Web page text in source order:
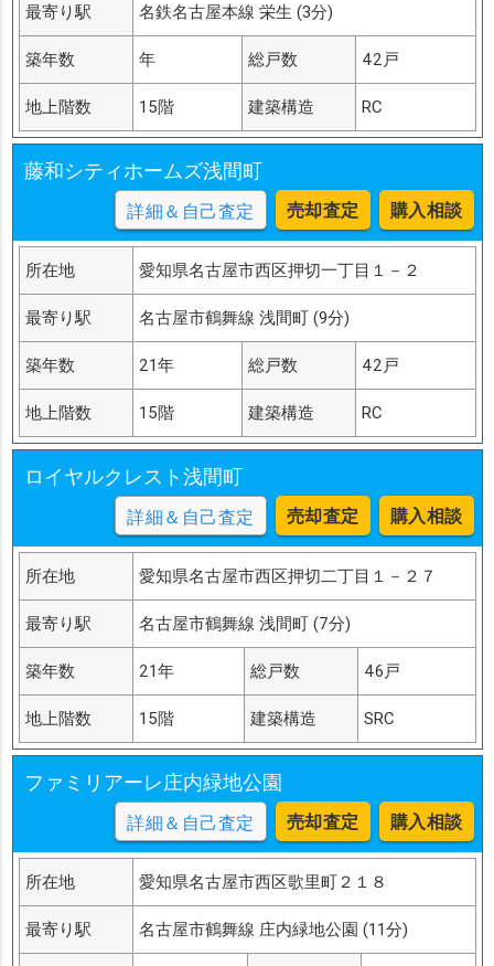
最寄り駅 名鉄名古屋本線 栄生 (3分)
築年数 年 総戸数 42戸
地上階数 15階 建築構造 RC
藤和シティホームズ浅間町
詳細＆自己査定 売却査定 購入相談
所在地 愛知県名古屋市西区押切一丁目１－２
最寄り駅 名古屋市鶴舞線 浅間町 (9分)
築年数 21年 総戸数 42戸
地上階数 15階 建築構造 RC
ロイヤルクレスト浅間町
詳細＆自己査定 売却査定 購入相談
所在地 愛知県名古屋市西区押切二丁目１－２７
最寄り駅 名古屋市鶴舞線 浅間町 (7分)
築年数 21年 総戸数 46戸
地上階数 15階 建築構造 SRC
ファミリアーレ庄内緑地公園
詳細＆自己査定 売却査定 購入相談
所在地 愛知県名古屋市西区歌里町２１８
最寄り駅 名古屋市鶴舞線 庄内緑地公園 (11分)